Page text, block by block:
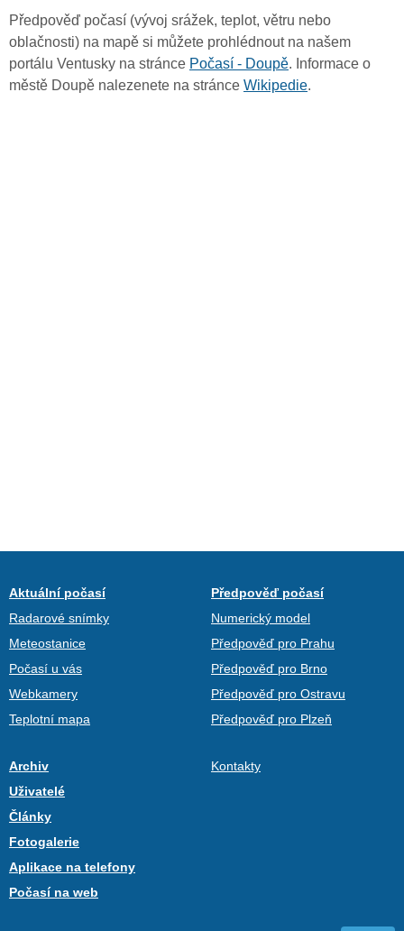
Předpověď počasí (vývoj srážek, teplot, větru nebo
oblačnosti) na mapě si můžete prohlédnout na našem
portálu Ventusky na stránce Počasí - Doupě. Informace o
městě Doupě nalezenete na stránce Wikipedie.
Aktuální počasí
Radarové snímky
Meteostanice
Počasí u vás
Webkamery
Teplotní mapa
Předpověď počasí
Numerický model
Předpověď pro Prahu
Předpověď pro Brno
Předpověď pro Ostravu
Předpověď pro Plzeň
Archiv
Uživatelé
Články
Fotogalerie
Aplikace na telefony
Počasí na web
Kontakty